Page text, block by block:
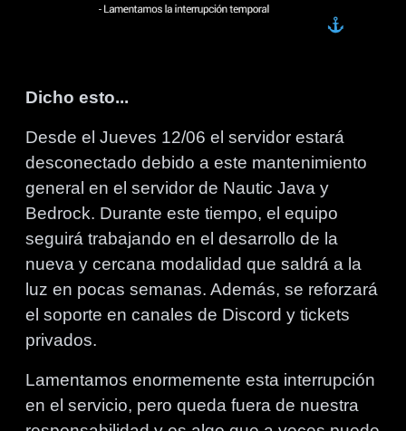
Dicho esto...
Desde el Jueves 12/06 el servidor estará
desconectado debido a este mantenimiento
general en el servidor de Nautic Java y
Bedrock. Durante este tiempo, el equipo
seguirá trabajando en el desarrollo de la
nueva y cercana modalidad que saldrá a la
luz en pocas semanas. Además, se reforzará
el soporte en canales de Discord y tickets
privados.
Lamentamos enormemente esta interrupción
en el servicio, pero queda fuera de nuestra